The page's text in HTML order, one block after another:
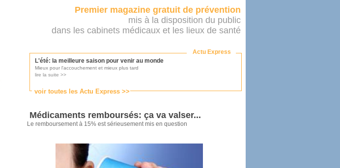
Premier magazine gratuit de prévention
mis à la disposition du public
dans les cabinets médicaux et les lieux de santé
Actu Express
voir toutes les Actu Express >>
L'été: la meilleure saison pour venir au monde
Mieux pour l'accouchement et mieux plus tard
lire la suite >>
Consultés par l'Ordre des médecins, pas par le ministère...
lire la suite >>
Une campagne de pub pour aimer son médecin
La pub au service des praticiens?
Médicaments remboursés: ça va valser...
Le remboursement à 15% est sérieusement mis en question